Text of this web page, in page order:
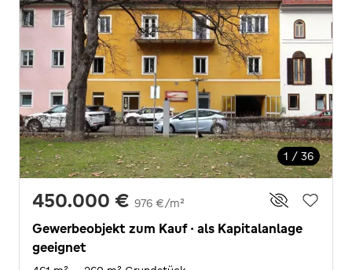
1 / 36
450.000 € 976 €/m²
Gewerbeobjekt zum Kauf · als Kapitalanlage
geeignet